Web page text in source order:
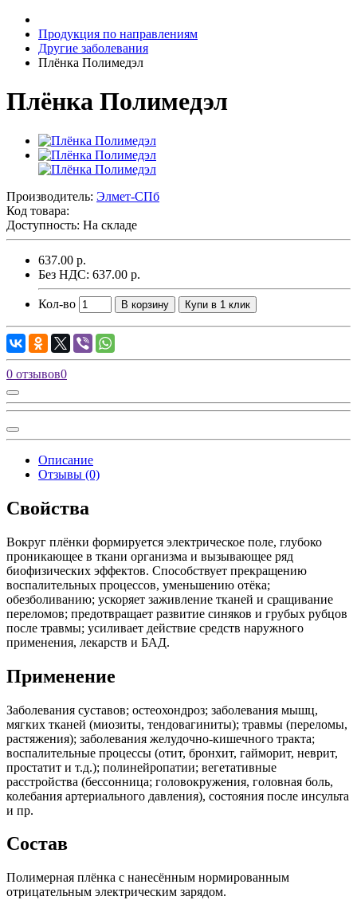
Продукция по направлениям
Другие заболевания
Плёнка Полимедэл
Плёнка Полимедэл
Производитель: Элмет-СПб
Код товара:
Доступность: На складе
637.00 р.
Без НДС: 637.00 р.
Кол-во В корзину Купи в 1 клик
0 отзывов0
Описание
Отзывы (0)
Свойства
Вокруг плёнки формируется электрическое поле, глубоко
проникающее в ткани организма и вызывающее ряд
биофизических эффектов. Способствует прекращению
воспалительных процессов, уменьшению отёка;
обезболиванию; ускоряет заживление тканей и сращивание
переломов; предотвращает развитие синяков и грубых рубцов
после травмы; усиливает действие средств наружного
применения, лекарств и БАД.
Применение
Заболевания суставов; остеохондроз; заболевания мышц,
мягких тканей (миозиты, тендовагиниты); травмы (переломы,
растяжения); заболевания желудочно-кишечного тракта;
воспалительные процессы (отит, бронхит, гайморит, неврит,
простатит и т.д.); полинейропатии; вегетативные
расстройства (бессонница; головокружения, головная боль,
колебания артериального давления), состояния после инсульта
и пр.
Состав
Полимерная плёнка с нанесённым нормированным
отрицательным электрическим зарядом.